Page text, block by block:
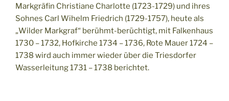
Markgräfin Christiane Charlotte (1723-1729) und ihres
Sohnes Carl Wihelm Friedrich (1729-1757), heute als
„Wilder Markgraf“ berühmt-berüchtigt, mit Falkenhaus
1730 – 1732, Hofkirche 1734 – 1736, Rote Mauer 1724 –
1738 wird auch immer wieder über die Triesdorfer
Wasserleitung 1731 – 1738 berichtet.